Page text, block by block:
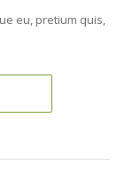
eu, pretium quis,